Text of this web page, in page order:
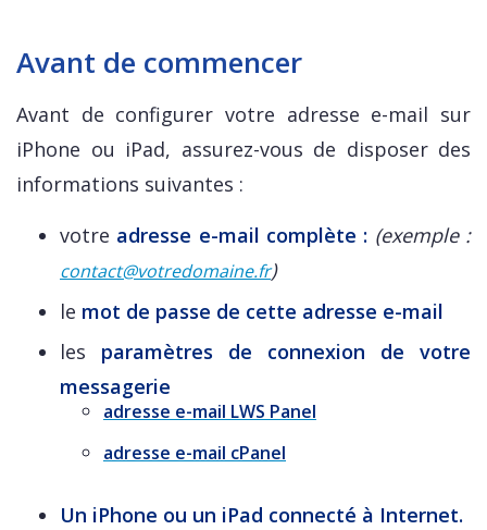
Avant de commencer
Avant de configurer votre adresse e-mail sur
iPhone ou iPad, assurez-vous de disposer des
informations suivantes :
votre adresse e-mail complète : (exemple :
contact@votredomaine.fr)
le mot de passe de cette adresse e-mail
les paramètres de connexion de votre
messagerie
adresse e-mail LWS Panel
adresse e-mail cPanel
Un iPhone ou un iPad connecté à Internet.